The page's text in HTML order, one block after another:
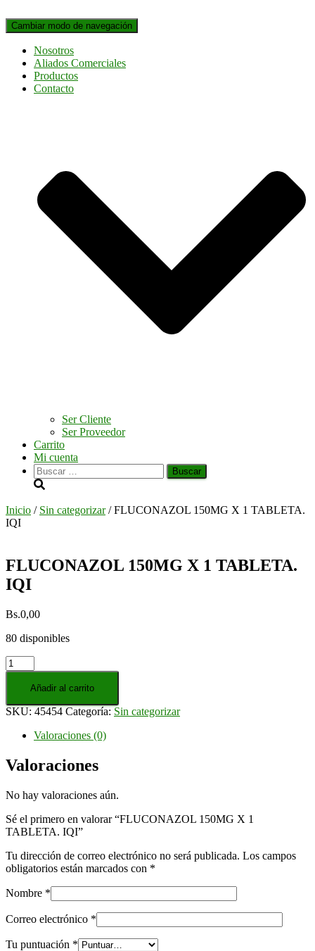
Cambiar modo de navegación
Nosotros
Aliados Comerciales
Productos
Contacto
Ser Cliente
Ser Proveedor
Carrito
Mi cuenta
Buscar:
Inicio / Sin categorizar/ FLUCONAZOL 150MG X 1 TABLETA.
IQI
FLUCONAZOL 150MG X 1 TABLETA.
IQI
Bs.0,00
80 disponibles
FLUCONAZOL
150MG
TABLETA.
cantidad
Añadir al carrito
SKU: 45454 Categoría: Sin categorizar
Valoraciones (0)
Valoraciones
No hay valoraciones aún.
Sé el primero en valorar “FLUCONAZOL 150MG X 1
TABLETA. IQI”
Tu dirección de correo electrónico no será publicada. Los campos
obligatorios están marcados con *
Nombre *
Correo electrónico *
Tu puntuación *